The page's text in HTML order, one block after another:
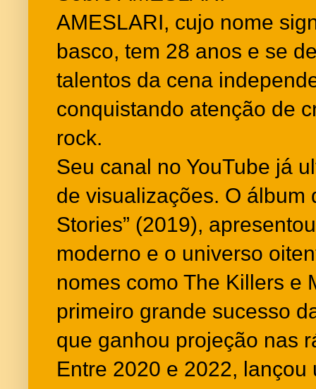
AMESLARI, cujo nome
basco, tem 28 anos e se
talentos da cena
conquistando atenção de
rock.
Seu canal no YouTube já
de visualizações. O álbum
Stories” (2019),
moderno e o universo
nomes como The Killers e
primeiro grande sucesso
que ganhou projeção nas
Entre 2020 e 2022,